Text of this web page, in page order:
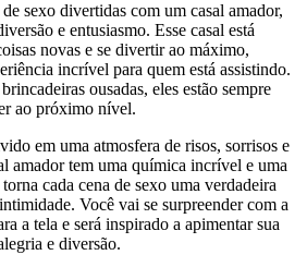
sexo divertidas com um casal amador,
e entusiasmo. Esse casal está
novas e se divertir ao máximo,
incrível para quem está assistindo.
ousadas, eles estão sempre
ao próximo nível.
em uma atmosfera de risos, sorrisos e
amador tem uma química incrível e uma
cada cena de sexo uma verdadeira
Você vai se surpreender com a
a tela e será inspirado a apimentar sua
e diversão.